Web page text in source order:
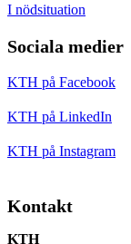
I nödsituation
Sociala medier
KTH på Facebook
KTH på LinkedIn
KTH på Instagram
Kontakt
KTH